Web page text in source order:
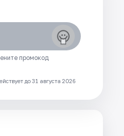
промокод
до 31 августа 2026